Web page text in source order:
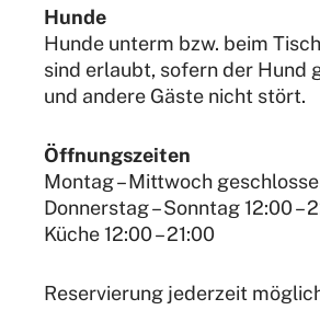
Hunde
Hunde unterm bzw. beim
sind erlaubt, sofern der Hund
und andere Gäste nicht stört.
Öffnungszeiten
Montag – Mittwoch
Donnerstag – Sonntag 12:00 –
Küche 12:00 – 21:00
Reservierung jederzeit